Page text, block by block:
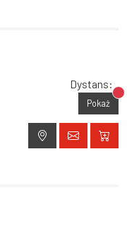
Dystans:
Pokaż